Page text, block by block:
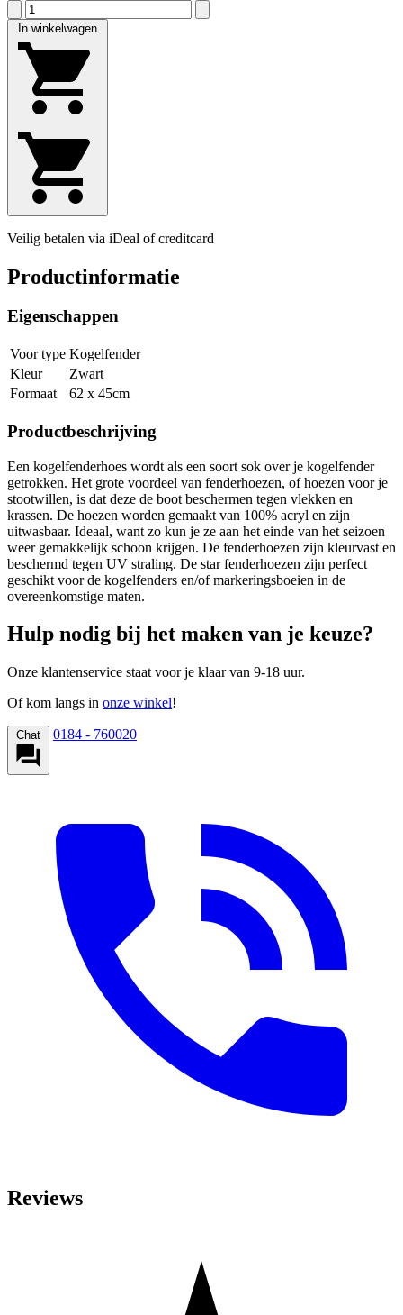
In winkelwagen
Veilig betalen via iDeal of creditcard
Productinformatie
Eigenschappen
Voor type Kogelfender
Kleur
Zwart
Formaat
62 x 45cm
Productbeschrijving
Een kogelfenderhoes wordt als een soort sok over je kogelfender
getrokken. Het grote voordeel van fenderhoezen, of hoezen voor je
stootwillen, is dat deze de boot beschermen tegen vlekken en
krassen. De hoezen worden gemaakt van 100% acryl en zijn
uitwasbaar. Ideaal, want zo kun je ze aan het einde van het seizoen
weer gemakkelijk schoon krijgen. De fenderhoezen zijn kleurvast en
beschermd tegen UV straling. De star fenderhoezen zijn perfect
geschikt voor de kogelfenders en/of markeringsboeien in de
overeenkomstige maten.
Hulp nodig bij het maken van je keuze?
Onze klantenservice staat voor je klaar van 9-18 uur.
Of kom langs in onze winkel!
Chat 0184 - 760020
Reviews